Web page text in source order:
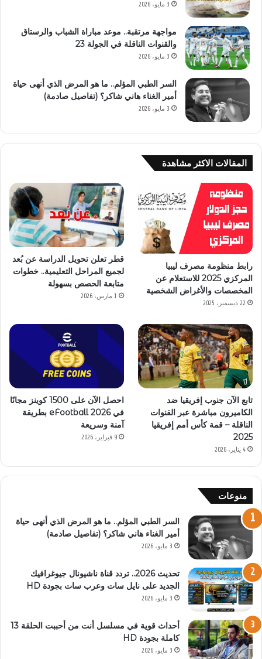
3 مايو، 2026
مواجهة مرتقبة.. موعد مباراة الشباب والرستاق
والقنوات الناقلة في الجولة 23
3 مايو، 2026
السر الطبي المؤلم.. ما هو المرض الذي أنهى حياة
أمير الغناء هاني شاكر؟ (تفاصيل صادمة)
3 مايو، 2026
المقالات الاكثر مشاهدة
رابط منظومة مصرف ليبيا
المركزي 2025 للاستعلام عن
المخصصات والأغراض الشخصية
22 ديسمبر، 2025
قطر تعلن تحويل الدراسة عن بُعد
لجميع المراحل التعليمية.. خطوات
متابعة الحصص بسهولة
1 مارس، 2026
تابع الآن جنوب إفريقيا ضد
الكاميرون مباشرة عبر القنوات
الناقلة – قمة كأس أمم إفريقيا
2025
4 يناير، 2026
احصل الآن على 1500 كوينز مجانًا
في eFootball 2026 بطريقة
آمنة وسريعة
9 فبراير، 2026
منوعات
السر الطبي المؤلم.. ما هو المرض الذي أنهى حياة
أمير الغناء هاني شاكر؟ (تفاصيل صادمة)
3 مايو، 2026
تحديث 2026.. تردد قناة ناشيونال جيوغرافيك
الجديد على نايل سات وعرب سات بجودة HD
3 مايو، 2026
أحداث قوية في مسلسل أنت من أحببت الحلقة 13
كاملة بجودة HD
3 مايو، 2026